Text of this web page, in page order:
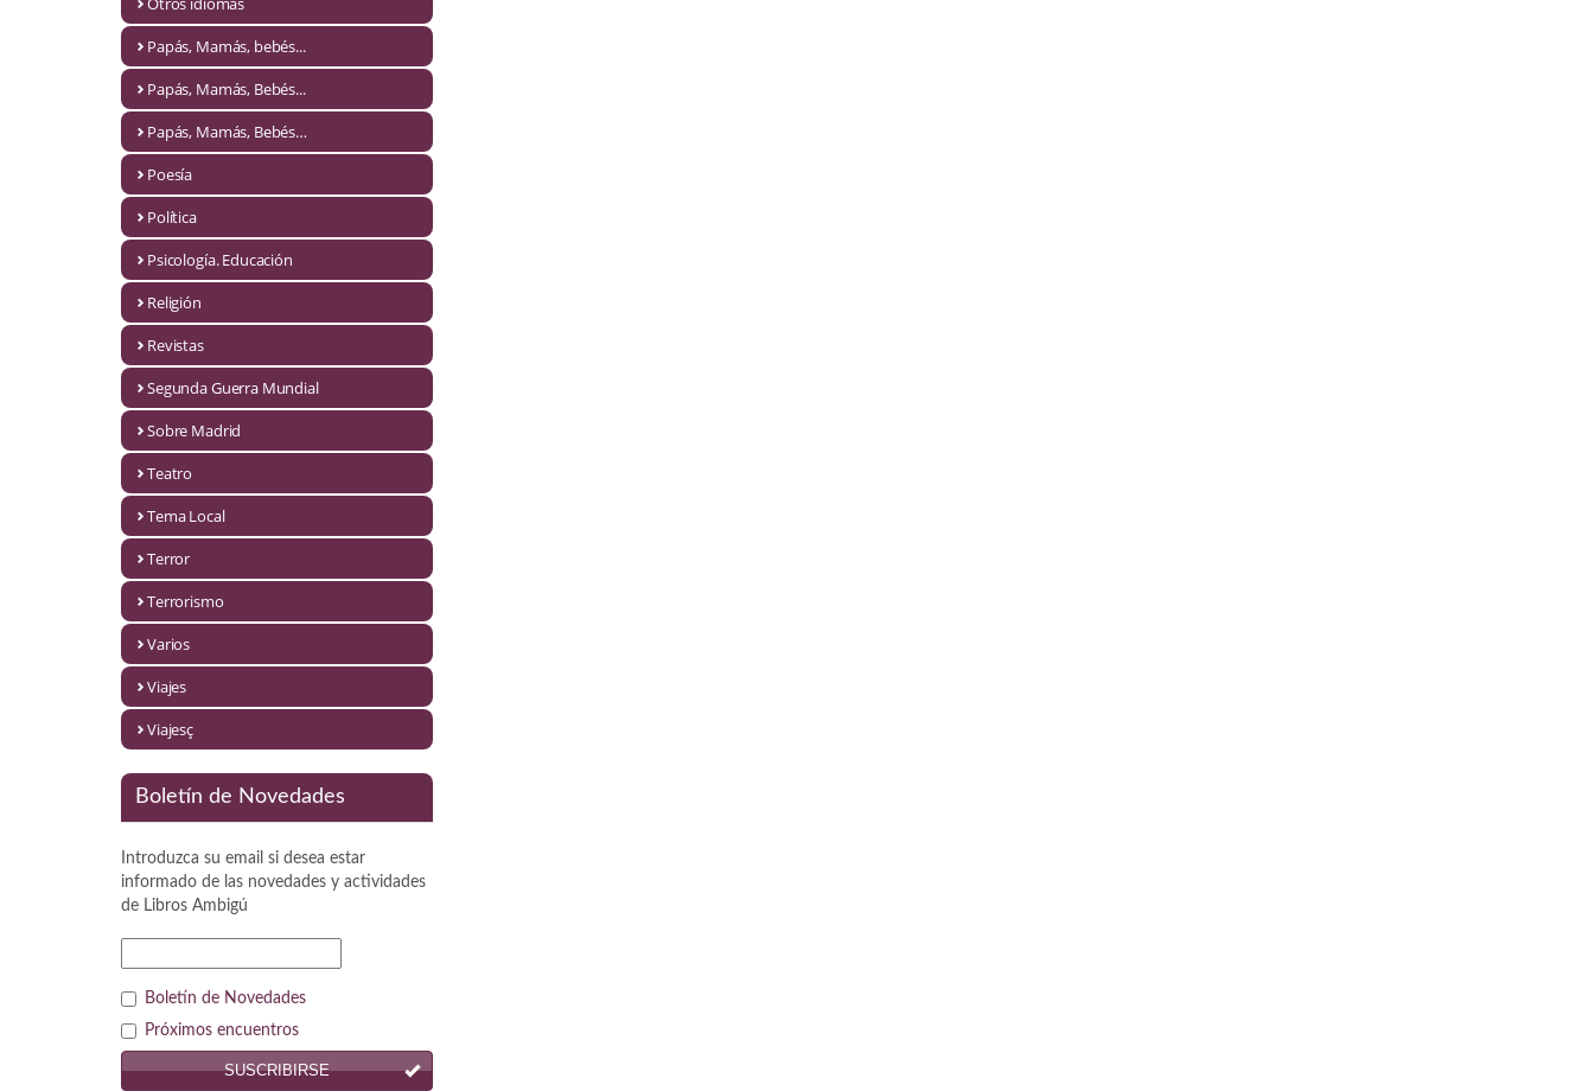
Novela Extranjera
Novela fantástica
Novela romántica
Otros idiomas
Papás, Mamás, bebés...
Papás, Mamás, Bebés...
Papás, Mamás, Bebés…
Psicología. Educación
Segunda Guerra Mundial
Papás, Mamás, bebés...
Papás, Mamás, Bebés...
Papás, Mamás, Bebés…
Poesía
Política
Psicología. Educación
Religión
Revistas
Segunda Guerra Mundial
Sobre Madrid
Teatro
Tema Local
Terror
Terrorismo
Varios
Viajes
Viajesç
Boletín de Novedades
Introduzca su email si desea estar
informado de las novedades y actividades
de Libros Ambigú
Boletín de Novedades
Próximos encuentros
SUSCRIBIRSE